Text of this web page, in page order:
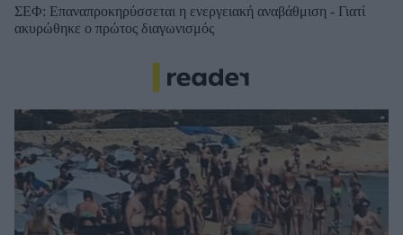
ΣΕΦ: Επαναπροκηρύσσεται η ενεργειακή αναβάθμιση - Γιατί
ακυρώθηκε ο πρώτος διαγωνισμός